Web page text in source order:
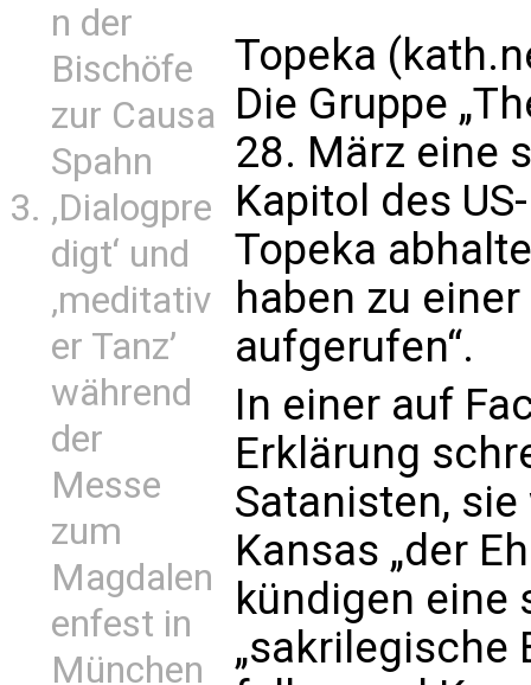
n der
Bischöfe
zur Causa
Spahn
‚Dialogpre
digt‘ und
‚meditativ
er Tanz’
während
der
Messe
zum
Magdalen
enfest in
München
Topeka
Die Gruppe
28. März eine
Kapitol des
Topeka
haben zu
aufgerufen“.
In einer auf
Erklärung
Satanisten,
Kansas „der
kündigen eine
„sakrilegische